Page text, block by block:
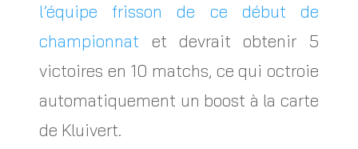
l’équipe frisson de ce début de
championnat et devrait obtenir 5
victoires en 10 matchs, ce qui octroie
automatiquement un boost à la carte
de Kluivert.